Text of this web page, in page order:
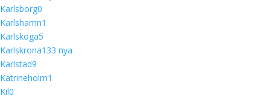
Karlsborg0
Karlshamn1
Karlskoga5
Karlskrona133 nya
Karlstad9
Katrineholm1
Kil0